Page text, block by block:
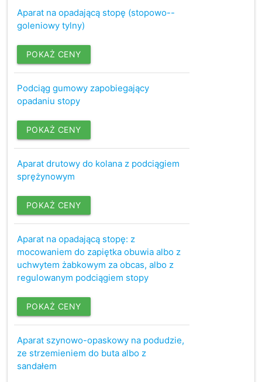
Aparat na opadającą stopę (stopowo--
goleniowy tylny)
POKAŻ CENY
Podciąg gumowy zapobiegający
opadaniu stopy
POKAŻ CENY
Aparat drutowy do kolana z podciągiem
sprężynowym
POKAŻ CENY
Aparat na opadającą stopę: z
mocowaniem do zapiętka obuwia albo z
uchwytem żabkowym za obcas, albo z
regulowanym podciągiem stopy
POKAŻ CENY
Aparat szynowo-opaskowy na podudzie,
ze strzemieniem do buta albo z
sandałem